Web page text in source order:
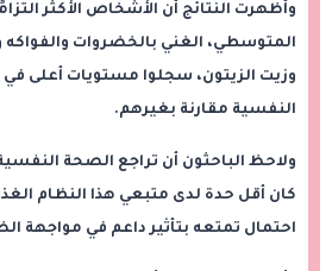
وأظهرت النتائج أن الأشخاص الأكثر
المتوسطي، الغني بالخضروات والفواكه
وزيت الزيتون، سجلوا مستويات أعلى
النفسية مقارنة بغيرهم.
كان أقل حدة لدى متبعي هذا النظام
احتمال تمتعه بتأثير داعم في مواجهة